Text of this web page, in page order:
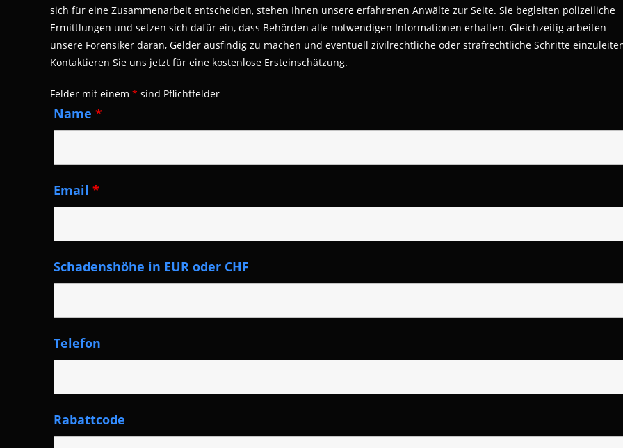
sich für eine Zusammenarbeit entscheiden, stehen Ihnen unsere erfahrenen Anwälte zur Seite. Sie begleiten polizeiliche
Ermittlungen und setzen sich dafür ein, dass Behörden alle notwendigen Informationen erhalten. Gleichzeitig arbeiten
unsere Forensiker daran, Gelder ausfindig zu machen und eventuell zivilrechtliche oder strafrechtliche Schritte
Kontaktieren Sie uns jetzt für eine kostenlose Ersteinschätzung.
Felder mit einem * sind Pflichtfelder
Name *
Email *
Schadenshöhe in EUR oder CHF
Telefon
Rabattcode